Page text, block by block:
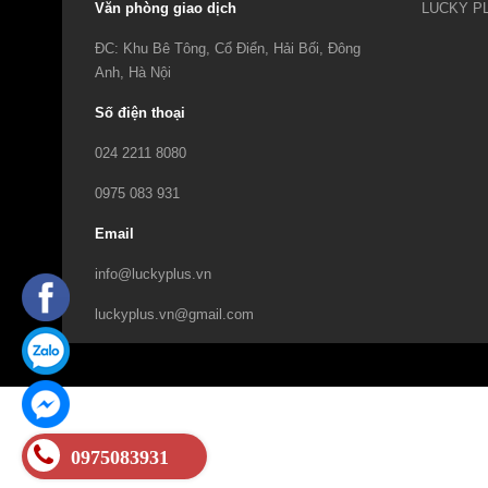
Văn phòng giao dịch
ĐC: Khu Bê Tông, Cổ Điển, Hải Bối, Đông
Anh, Hà Nội
Số điện thoại
024 2211 8080
0975 083 931
Email
info@luckyplus.vn
luckyplus.vn@gmail.com
0975083931